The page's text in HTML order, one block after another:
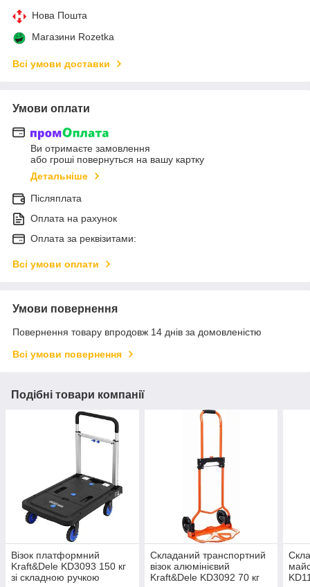
Нова Пошта
Магазини Rozetka
Всі умови доставки
Умови оплати
Ви отримаєте замовлення
або гроші повернуться на вашу картку
Детальніше
Післяплата
Оплата на рахунок
Оплата за реквізитами:
Всі умови оплати
Умови повернення
Повернення товару впродовж 14 днів за домовленістю
Всі умови повернення
Подібні товари компанії
Візок платформний
Kraft&Dele KD3093 150 кг
зі складною ручкою
Складаний транспортний
візок алюмінієвий
Kraft&Dele KD3092 70 кг